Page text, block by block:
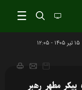
۱۵ تير ۱۴۰۵ - ۱۲:۰۵
مطهر رهبر